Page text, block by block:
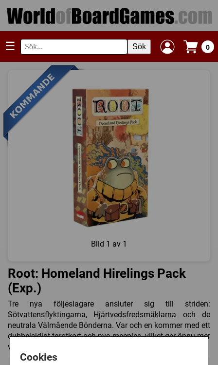
Cookies
☰ Sök 0
Bild 1 av 1
Root: Homeland Hirelings Pack
(Exp.)
Tre nya följeslagare ansluter sig till striden:
Sötvattensflyktingarna, Hjärtvedsfredsmäklarna och de
neutrala Välmående Bönderna. Var och en kommer med ett
dubbelsidigt tarotkort och nya meeples, vilket ger ännu mer
variation till dina spelomgångar av Root.